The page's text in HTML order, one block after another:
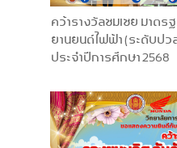
คว้ารางวัลชมเชย มาต
ยานยนต์ไฟฟ้า (ระดับปว
ประจำปีการศึกษา 2568